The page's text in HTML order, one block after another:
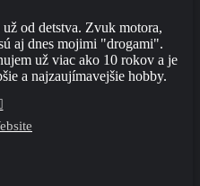
od detstva. Zvuk motora,
aj dnes mojimi "drogami".
už viac ako 10 rokov a je
a najzaujímavejšie hobby.